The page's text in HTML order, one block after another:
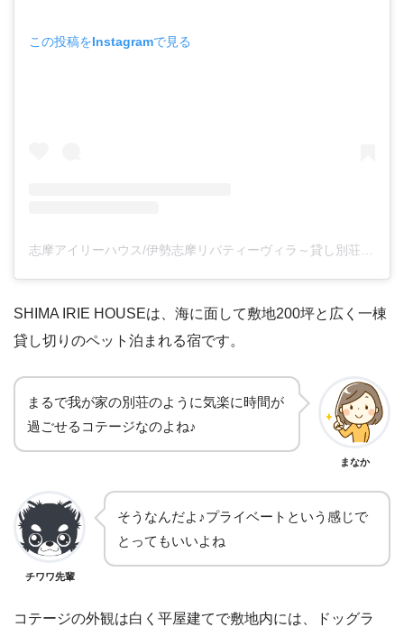
この投稿をInstagramで見る
SHIMA IRIE HOUSEは、海に面して敷地200坪と広く一棟
貸し切りのペット泊まれる宿です。
まるで我が家の別荘のように気楽に時間が
過ごせるコテージなのよね♪
まなか
チワワ先輩
そうなんだよ♪プライベートという感じで
とってもいいよね
コテージの外観は白く平屋建てで敷地内には、ドッグラ